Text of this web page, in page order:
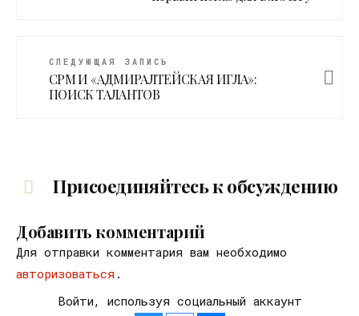
СЛЕДУЮЩАЯ ЗАПИСЬ
CPM И «АДМИРАЛТЕЙСКАЯ ИГЛА»:
ПОИСК ТАЛАНТОВ
Присоединяйтесь к обсуждению
Добавить комментарий
Для отправки комментария вам необходимо
авторизоваться .
Войти, используя социальный аккаунт